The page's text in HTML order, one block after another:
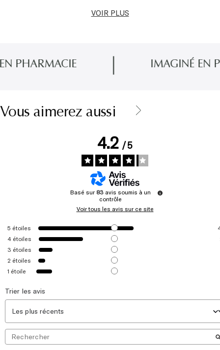
VOIR PLUS
IMAGINÉ EN
Vous aimerez aussi
4.2/5
Basé sur 83 avis soumis à un
contrôle
Voir tous les avis sur ce site
5 étoiles
4 étoiles
3 étoiles
2 étoiles
1 étoile
Trier les avis